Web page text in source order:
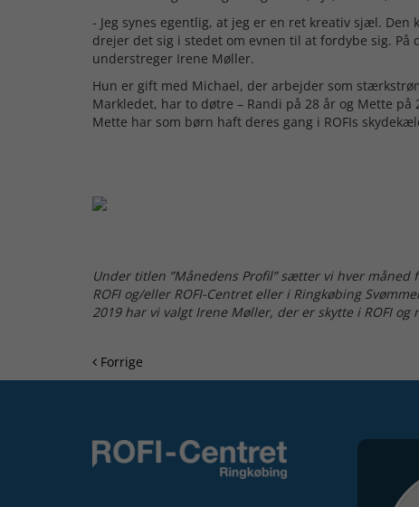
- Jeg synes egentlig, at jeg er en ret kreativ sjæl.
drejer det sig i stedet om evnen til at fordybe sig.
understreger Irene Møller.
Hun er gift med Michael, der arbejder som
Markledet, har to døtre – Randi på 28 år og Mette
Mette har som børn haft deres gang i ROFIs
Under titlen ”Månedens Profil” sætter vi hver
ROFI og/eller ROFI-Centret eller i Ringkøbing
2019 har vi valgt Irene Møller, der er skytte i ROFI og
Forrige